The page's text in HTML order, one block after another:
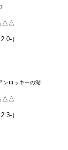
2.0-）
ンロッキーの湖
2.3-）